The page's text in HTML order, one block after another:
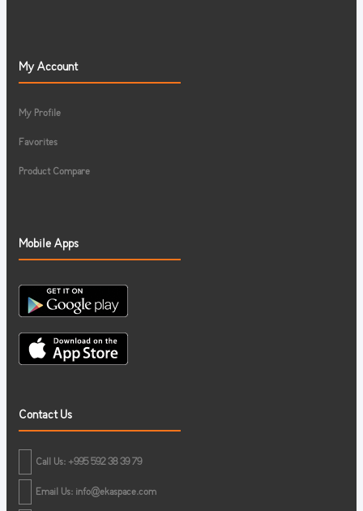
My Account
My Profile
Favorites
Product Compare
Mobile Apps
Contact Us
Call Us: +995 592 38 39 79
Email Us: info@ekaspace.com